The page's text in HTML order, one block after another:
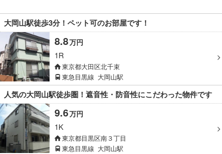
大岡山駅徒歩3分！ペット可のお部屋です！
8.8万円
1R
東京都大田区北千束
東急目黒線 大岡山駅
人気の大岡山駅徒歩圏！遮音性・防音性にこだわった物件です
9.6万円
1K
東京都目黒区南３丁目
東急目黒線 大岡山駅